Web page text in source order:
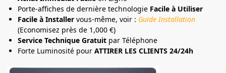
Porte-affiches de dernière technologie Facile à Utiliser
Facile à Installer vous-même, voir : Guide Installation
(Economisez près de 1,000 €)
Service Technique Gratuit par Téléphone
Forte Luminosité pour ATTIRER LES CLIENTS 24/24h